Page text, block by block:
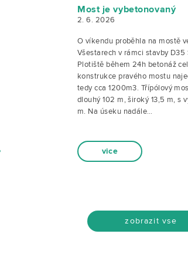
Most je vybetonovaný
2. 6. 2026
O víkendu proběhla na mostě
Všestarech v rámci stavby D35
Plotiště během 24h betonáž
konstrukce pravého mostu
tedy cca 1200m3. Třípólový
dlouhý 102 m, široký 13,5 m, s
m. Na úseku nadále…
vice
zobrazit vse